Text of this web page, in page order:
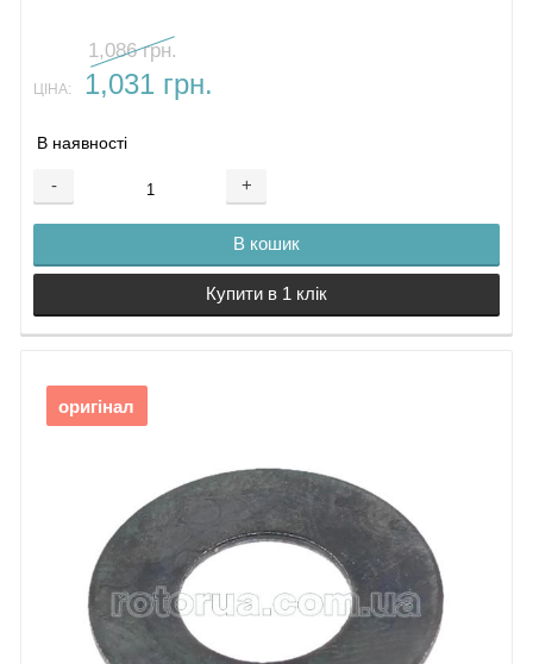
1,086 грн.
ЦІНА: 1,031 грн.
В наявності
- +
В кошик
Купити в 1 клік
оригінал